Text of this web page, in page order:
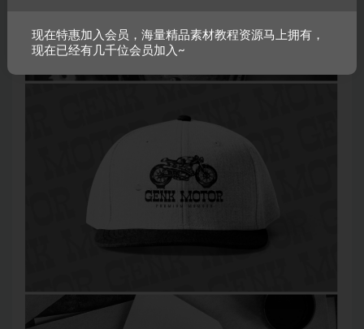
现在特惠加入会员，海量精品素材教程资源马上拥有，
现在已经有几千位会员加入~